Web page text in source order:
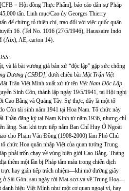
= Hội đồng Thực Phẩm], báo cáo dân sự Pháp
tấn. Linh mục/Cao ủy Georges Thierry
để chứng tỏ thiện chí, trao đổi với việc quốc quân
16. (Tel No. 1016 (27/5/1946), Haussaire Indo
(Aix), AE, carton 14).
:
và lá bài vương giả bản xứ “độc lập” gặp sức chống
Dương [CSĐD], dưới chiêu bài Mặt Trận Việt
Trận Việt Minh xuất xứ từ tên Việt Nam Độc Lập
Sinh Côn, thành lập ngày 19/5/1941, tại Hội nghị
Cao Bằng và Quảng Tây. Sự thực, đây là một tổ
Côn tái sinh năm 1941 tại Hoa Nam. Tổ chức này
Thần đăng ký tại Nam Kinh từ năm 1936, nhưng chỉ
lãng. Sau khi trực tiếp nắm Ban Chỉ Huy Ở Ngoài
cho Phạm Văn Đồng (1908-2000) làm Phó Chủ
chức Hoa quân nhập Việt của quan tướng Trung
phải trốn chạy về vùng biên giới Cao Bằng. Tháng
thêm một lần bị Pháp tắm máu trong chiến dịch
hay gián tiếp trách nhiệm—khi mở đường giây
ở Sài Gòn, sau ngày rời Mat-scơ-va về Trung Hoa—
hiệu Việt Minh như một cơ quan ngoại vi, hay